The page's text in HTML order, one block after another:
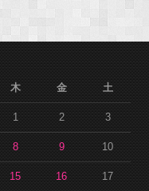
木 金 土
1 2 3
8 9 10
15 16 17